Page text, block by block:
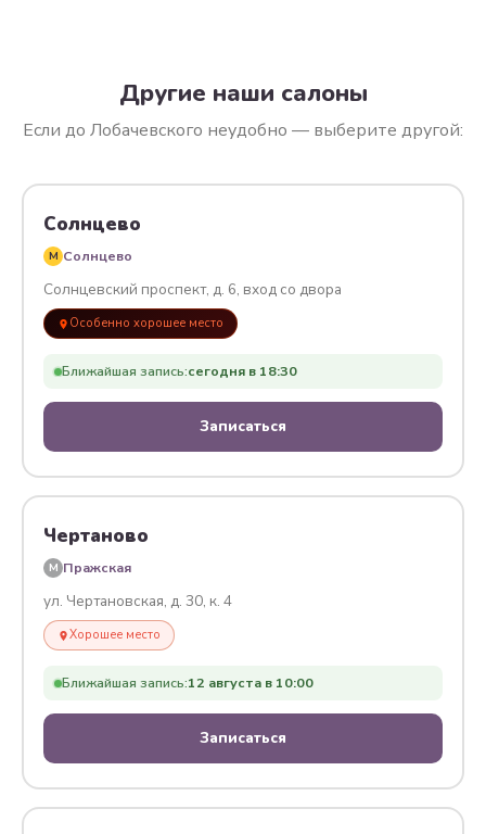
Другие наши салоны
Если до Лобачевского неудобно — выберите другой:
Солнцево
M Солнцево
Солнцевский проспект, д. 6, вход со двора
Особенно хорошее место
Ближайшая запись:сегодня в 18:30
Записаться
Чертаново
M Пражская
ул. Чертановская, д. 30, к. 4
Хорошее место
Ближайшая запись:12 августа в 10:00
Записаться